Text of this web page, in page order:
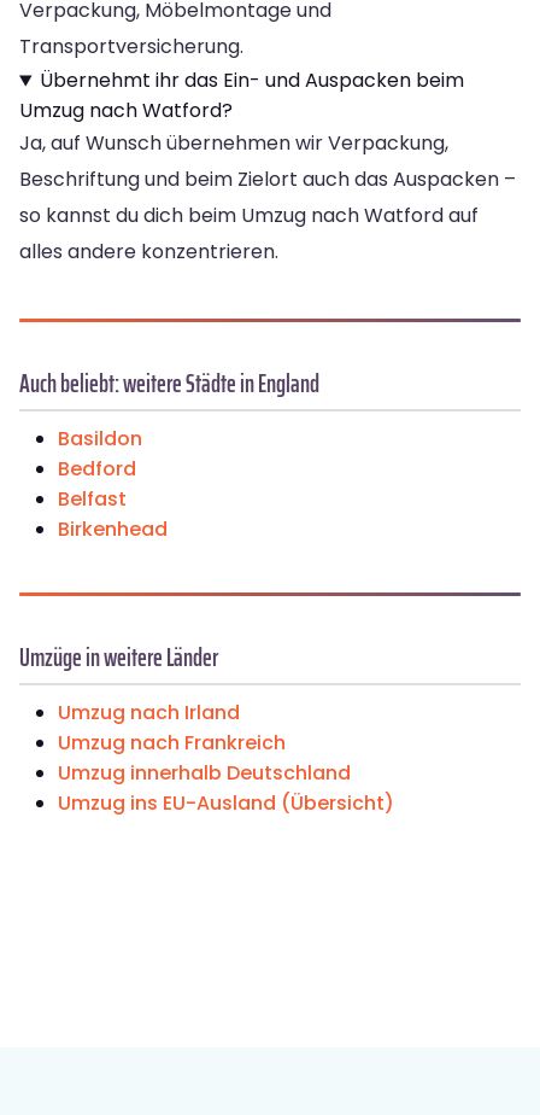
Verpackung, Möbelmontage und
Transportversicherung.
Übernehmt ihr das Ein- und Auspacken beim
Umzug nach Watford?
Ja, auf Wunsch übernehmen wir Verpackung,
Beschriftung und beim Zielort auch das Auspacken –
so kannst du dich beim Umzug nach Watford auf
alles andere konzentrieren.
Auch beliebt: weitere Städte in England
Basildon
Bedford
Belfast
Birkenhead
Umzüge in weitere Länder
Umzug nach Irland
Umzug nach Frankreich
Umzug innerhalb Deutschland
Umzug ins EU-Ausland (Übersicht)